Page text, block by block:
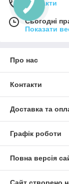
Контакти
Сьогодні
Показати
Про нас
Контакти
Доставка та
Графік роботи
Повна версія